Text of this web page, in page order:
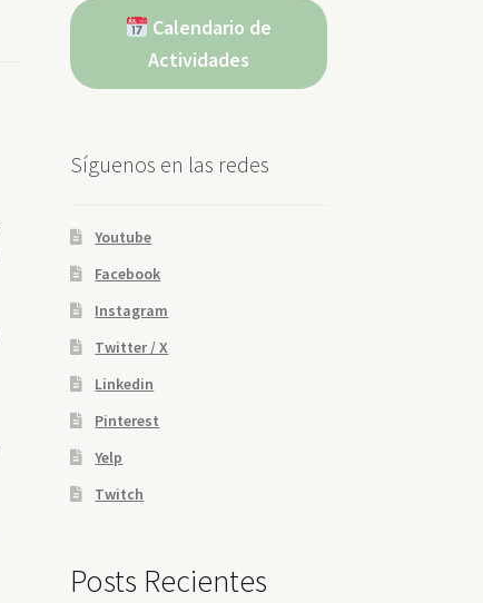
Calendario de
Actividades
Síguenos en las redes
Youtube
Facebook
Instagram
Twitter / X
Linkedin
Pinterest
Yelp
Twitch
Posts Recientes